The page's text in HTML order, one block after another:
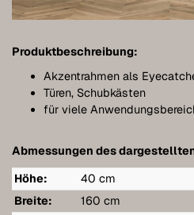
Produktbeschreibung:
Akzentrahmen als
Türen, Schubkästen
für viele
Abmessungen des
Höhe:
40 cm
Breite:
160 cm
Meubles de salle de bains
Étagères murales
Dressings
Étagères
Buffets